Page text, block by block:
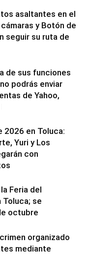
asaltantes en el
y Botón de
seguir su ruta de
de sus funciones
podrás enviar
de Yahoo,
2026 en Toluca:
Yuri y Los
con
Feria del
se
octubre
organizado
mediante